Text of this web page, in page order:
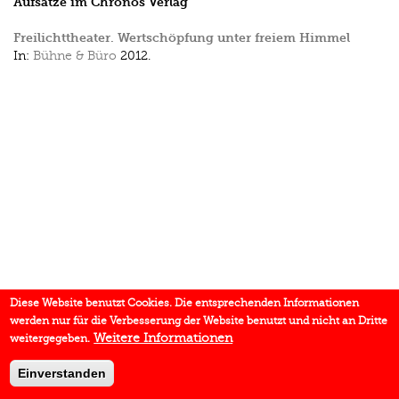
Freilichttheater. Wertschöpfung unter freiem Himmel
In: Bühne & Büro 2012.
Diese Website benutzt Cookies. Die entsprechenden Informationen
werden nur für die Verbesserung der Website benutzt und nicht an Dritte
weitergegeben. Weitere Informationen
Einverstanden